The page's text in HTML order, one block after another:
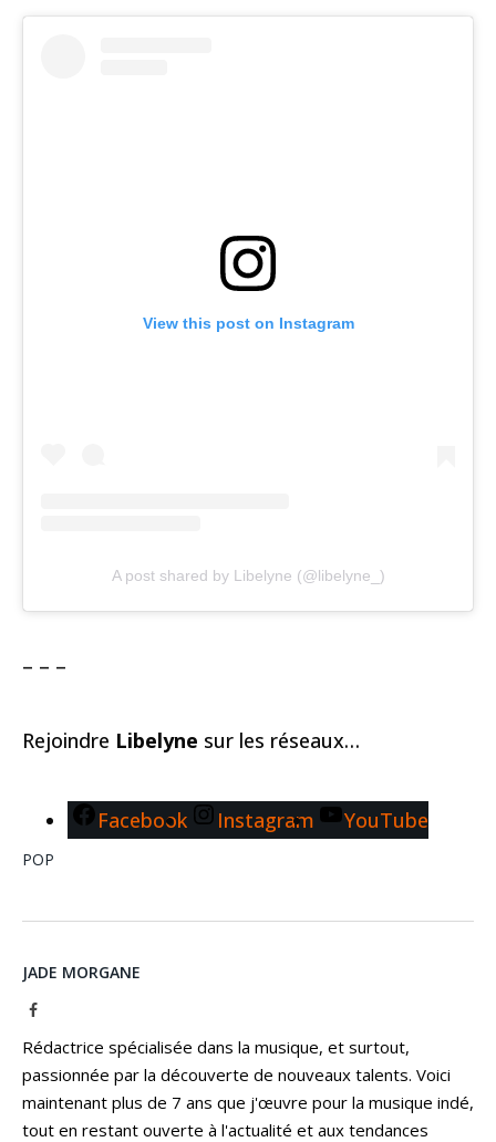
View this post on Instagram
A post shared by Libelyne (@libelyne_)
– – –
Rejoindre Libelyne sur les réseaux…
Facebook Instagram YouTube
POP
JADE MORGANE
Facebook
Rédactrice spécialisée dans la musique, et surtout,
passionnée par la découverte de nouveaux talents. Voici
maintenant plus de 7 ans que j'œuvre pour la musique indé,
tout en restant ouverte à l'actualité et aux tendances